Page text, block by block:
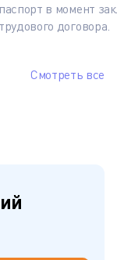
паспорт в момент
трудового договора.
Смотреть все